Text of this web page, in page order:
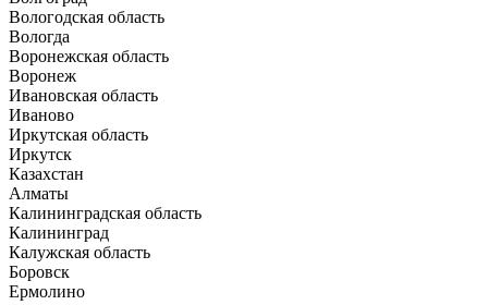
Вологодская область
Вологда
Воронежская область
Воронеж
Ивановская область
Иваново
Иркутская область
Иркутск
Казахстан
Алматы
Калининградская область
Калининград
Калужская область
Боровск
Ермолино